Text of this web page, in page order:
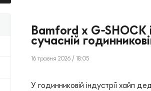
Bamford x G-SHOCK
сучасній
16 травня 2026 / 18:05
У годинниковій індустрії хайп